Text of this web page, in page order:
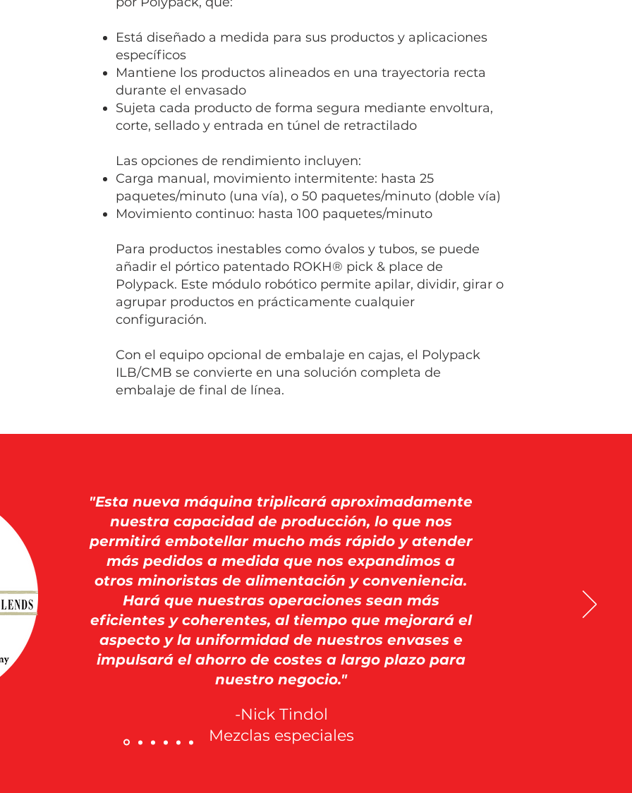
Está diseñado a medida para sus productos y aplicaciones
específicos
Mantiene los productos alineados en una trayectoria recta
durante el envasado
Sujeta cada producto de forma segura mediante envoltura,
corte, sellado y entrada en túnel de retractilado
Las opciones de rendimiento incluyen:
Carga manual, movimiento intermitente: hasta 25
paquetes/minuto (una vía), o 50 paquetes/minuto (doble vía)
Movimiento continuo: hasta 100 paquetes/minuto
Para productos inestables como óvalos y tubos, se puede
añadir el pórtico patentado ROKH® pick & place de
Polypack. Este módulo robótico permite apilar, dividir, girar o
agrupar productos en prácticamente cualquier
configuración.
Con el equipo opcional de embalaje en cajas, el Polypack
ILB/CMB se convierte en una solución completa de
embalaje de final de línea.
"Esta nueva máquina triplicará aproximadamente
nuestra capacidad de producción, lo que nos
permitirá embotellar mucho más rápido y atender
más pedidos a medida que nos expandimos a
otros minoristas de alimentación y conveniencia.
Hará que nuestras operaciones sean más
eficientes y coherentes, al tiempo que mejorará el
aspecto y la uniformidad de nuestros envases e
impulsará el ahorro de costes a largo plazo para
nuestro negocio."
-Nick Tindol
Mezclas especiales